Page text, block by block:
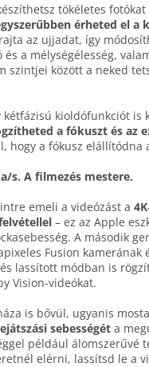
tökéletes fotókat
érheted el a
az ujjadat, így
a mélység­élesség,
szintjei között a neked
kétfázisú kioldó­funkciót is
a fókuszt és az
hogy a fókusz elállítódna
s. A filmezés mestere.
emeli a videózást a
– ez az Apple
A második
Fusion kamerának
lassított módban is
Vision-videókat.
is bővül, ugyanis
sebességét a
például álom­szerűvé
elérni, lassítsd le a